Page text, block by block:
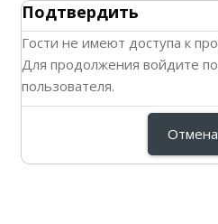
Подтвердить
Гости не имеют доступа к
Для продолжения войдите
пользователя.
Отмена